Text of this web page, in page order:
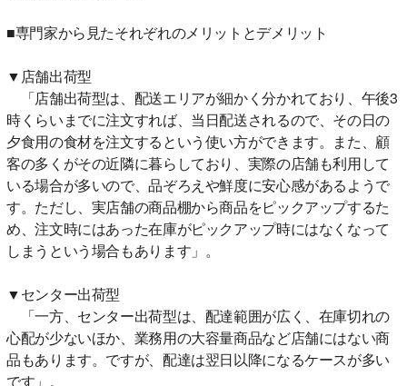
■専門家から見たそれぞれのメリットとデメリット
▼店舗出荷型
「店舗出荷型は、配送エリアが細かく分かれており、午後3
時くらいまでに注文すれば、当日配送されるので、その日の
夕食用の食材を注文するという使い方ができます。また、顧
客の多くがその近隣に暮らしており、実際の店舗も利用して
いる場合が多いので、品ぞろえや鮮度に安心感があるようで
す。ただし、実店舗の商品棚から商品をピックアップするた
め、注文時にはあった在庫がピックアップ時にはなくなって
しまうという場合もあります」。
▼センター出荷型
「一方、センター出荷型は、配達範囲が広く、在庫切れの
心配が少ないほか、業務用の大容量商品など店舗にはない商
品もあります。ですが、配達は翌日以降になるケースが多い
です」。